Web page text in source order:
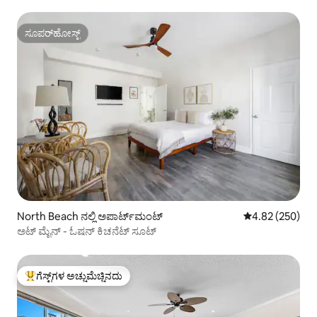
ಸೂಪರ್‌ಹೋಸ್ಟ್
ಸೂಪರ್‌ಹೋಸ್ಟ್
North Beach ನಲ್ಲಿ ಅಪಾರ್ಟ್‌ಮಂಟ್ 5 ರಲ್ಲಿ 4.82
4.82 (250)
ಅಟ್ ಮೈನ್ - ಓಷನ್ ಕಿಚನೆಟ್ ಸೂಟ್
ಗೆಸ್ಟ್‌ಗಳಿಗೆ ಅತಿ ಹೆಚ್ಚು ಅಚ್ಚುಮೆಚ್ಚಿನದು
ಗೆಸ್ಟ್‌ಗಳ ಅಚ್ಚುಮೆಚ್ಚಿನದು